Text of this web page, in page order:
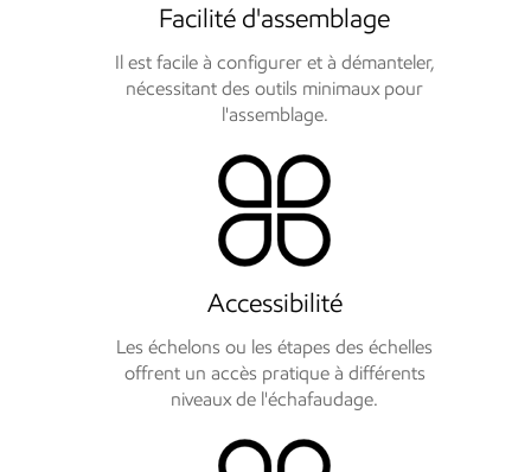
Facilité d'assemblage
Il est facile à configurer et à démanteler,
nécessitant des outils minimaux pour
l'assemblage.
Accessibilité
Les échelons ou les étapes des échelles
offrent un accès pratique à différents
niveaux de l'échafaudage.